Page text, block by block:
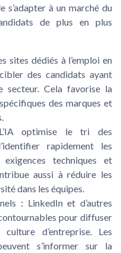
s’adapter à un marché du
de plus en plus
sites dédiés à l’emploi en
des candidats ayant
secteur. Cela favorise la
des marques et
optimise le tri des
rapidement les
techniques et
aussi à réduire les
dans les équipes.
: LinkedIn et d’autres
pour diffuser
d’entreprise. Les
s’informer sur la